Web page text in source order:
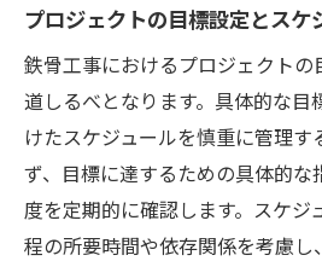
施工スケジュールの最
施工現場での安全対策
競争力を高めるための鉄骨
訣
他社との差別化戦略の構
顧客ニーズに応じた柔
プロジェクトの目標設定とスケ
鉄骨工事におけるプロジェクト
道しるべとなります。具体的な目
けたスケジュールを慎重に管理す
ず、目標に達するための具体的な
度を定期的に確認します。スケジ
程の所要時間や依存関係を考慮し